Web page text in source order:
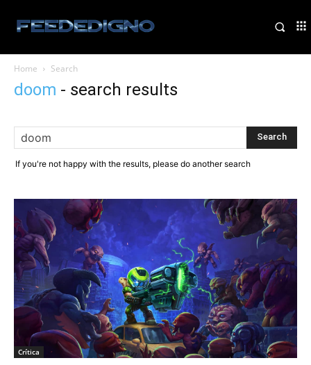
Home Search
doom - search results
If you're not happy with the results, please do another search
Crítica